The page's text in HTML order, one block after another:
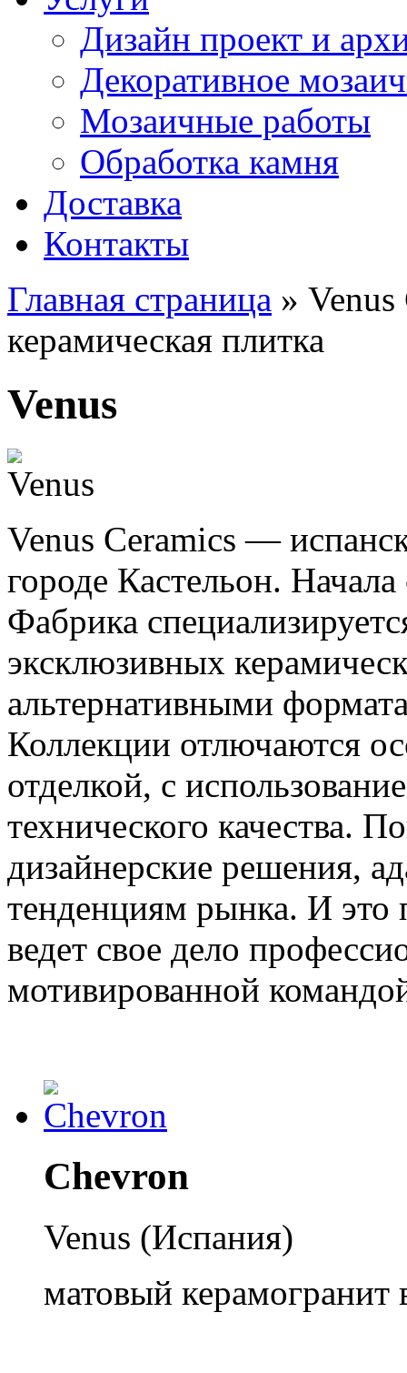
Дизайн проект и
Декоративное
Мозаичные работы
Обработка камня
Доставка
Контакты
Главная страница » Venus
керамическая плитка
Venus
Venus Ceramics —
городе Кастельон.
Фабрика
эксклюзивных
альтернативными
Коллекции отлючаются
отделкой, с
технического качества.
дизайнерские решения,
тенденциям рынка. И это
ведет свое дело
мотивированной
Chevron
Venus (Испания)
матовый керамогранит